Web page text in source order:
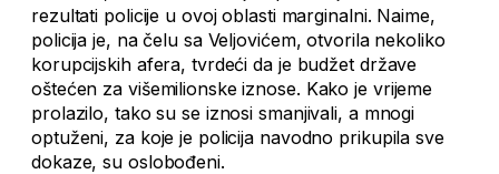
rezultati policije u ovoj oblasti marginalni. Naime,
policija je, na čelu sa Veljovićem, otvorila nekoliko
korupcijskih afera, tvrdeći da je budžet države
oštećen za višemilionske iznose. Kako je vrijeme
prolazilo, tako su se iznosi smanjivali, a mnogi
optuženi, za koje je policija navodno prikupila sve
dokaze, su oslobođeni.